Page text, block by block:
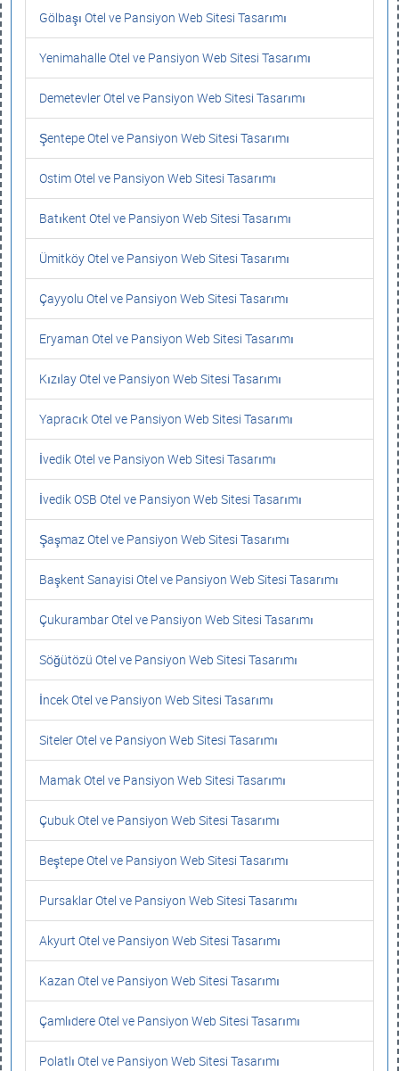
Gölbaşı Otel ve Pansiyon Web Sitesi Tasarımı
Yenimahalle Otel ve Pansiyon Web Sitesi Tasarımı
Demetevler Otel ve Pansiyon Web Sitesi Tasarımı
Şentepe Otel ve Pansiyon Web Sitesi Tasarımı
Ostim Otel ve Pansiyon Web Sitesi Tasarımı
Batıkent Otel ve Pansiyon Web Sitesi Tasarımı
Ümitköy Otel ve Pansiyon Web Sitesi Tasarımı
Çayyolu Otel ve Pansiyon Web Sitesi Tasarımı
Eryaman Otel ve Pansiyon Web Sitesi Tasarımı
Kızılay Otel ve Pansiyon Web Sitesi Tasarımı
Yapracık Otel ve Pansiyon Web Sitesi Tasarımı
İvedik Otel ve Pansiyon Web Sitesi Tasarımı
İvedik OSB Otel ve Pansiyon Web Sitesi Tasarımı
Şaşmaz Otel ve Pansiyon Web Sitesi Tasarımı
Başkent Sanayisi Otel ve Pansiyon Web Sitesi Tasarımı
Çukurambar Otel ve Pansiyon Web Sitesi Tasarımı
Söğütözü Otel ve Pansiyon Web Sitesi Tasarımı
İncek Otel ve Pansiyon Web Sitesi Tasarımı
Siteler Otel ve Pansiyon Web Sitesi Tasarımı
Mamak Otel ve Pansiyon Web Sitesi Tasarımı
Çubuk Otel ve Pansiyon Web Sitesi Tasarımı
Beştepe Otel ve Pansiyon Web Sitesi Tasarımı
Pursaklar Otel ve Pansiyon Web Sitesi Tasarımı
Akyurt Otel ve Pansiyon Web Sitesi Tasarımı
Kazan Otel ve Pansiyon Web Sitesi Tasarımı
Çamlıdere Otel ve Pansiyon Web Sitesi Tasarımı
Polatlı Otel ve Pansiyon Web Sitesi Tasarımı